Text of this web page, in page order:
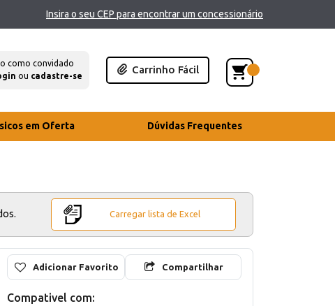
Insira o seu CEP para encontrar um concessionário
como convidado
ou cadastre-se
Carrinho Fácil
em Oferta Dúvidas Frequentes
Carregar lista de Excel
Adicionar Favorito Compartilhar
Compativel com: